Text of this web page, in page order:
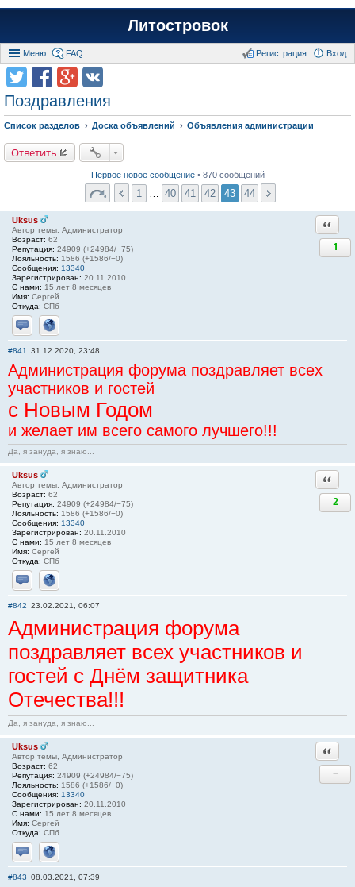
Литостровок
Меню FAQ Вход
Регистрация
Поздравления
Список разделов Доска объявлений Объявления администрации
Ответить
Первое новое сообщение• 870 сообщений
1 40 41 42 43 44
Uksus
Автор темы, Администратор
Возраст: 62
Репутация: 24909 (+24984/−75)
Лояльность: 1586 (+1586/−0)
Сообщения: 13340
Зарегистрирован: 20.11.2010
С нами: 15 лет 8 месяцев
Имя: Сергей
Откуда: СПб
Отправить личное сообщение
Сайт
1
#841 31.12.2020, 23:48
Администрация форума поздравляет всех
участников и гостей
с Новым Годом
и желает им всего самого лучшего!!!
Да, я зануда, я знаю...
Uksus
Автор темы, Администратор
Возраст: 62
Репутация: 24909 (+24984/−75)
Лояльность: 1586 (+1586/−0)
Сообщения: 13340
Зарегистрирован: 20.11.2010
С нами: 15 лет 8 месяцев
Имя: Сергей
Откуда: СПб
Отправить личное сообщение
Сайт
2
#842 23.02.2021, 06:07
Администрация форума
поздравляет всех участников и
гостей с Днём защитника
Отечества!!!
Да, я зануда, я знаю...
Uksus
Автор темы, Администратор
Возраст: 62
Репутация: 24909 (+24984/−75)
Лояльность: 1586 (+1586/−0)
Сообщения: 13340
Зарегистрирован: 20.11.2010
С нами: 15 лет 8 месяцев
Имя: Сергей
Откуда: СПб
Отправить личное сообщение
Сайт
−
#843 08.03.2021, 07:39